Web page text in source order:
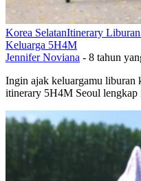
Korea SelatanItinerary Liburan
Keluarga 5H4M
Jennifer Noviana - 8 tahun
Ingin ajak keluargamu liburan
itinerary 5H4M Seoul